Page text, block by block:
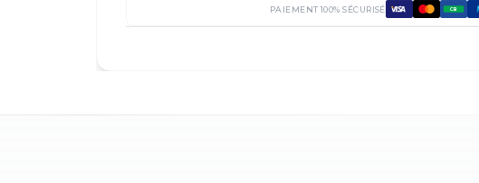
PAIEMENT 100% SÉCURISÉ CB